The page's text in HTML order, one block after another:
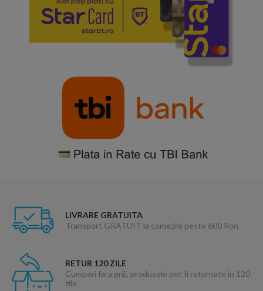
LIVRARE GRATUITA
Transport GRATUIT la comezile peste 600 Ron
RETUR 120 ZILE
Cumperi fara griji, produsele pot fi returnate in 120
zile